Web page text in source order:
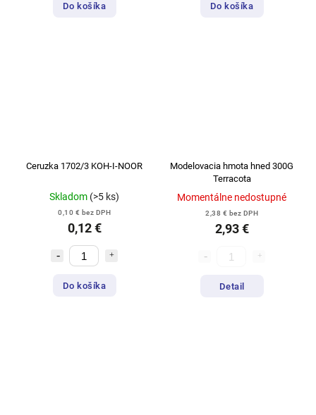
Do košíka Do košíka
Ceruzka 1702/3 KOH-I-NOOR
Skladom (>5 ks)
0,10 € bez DPH
0,12 €
Do košíka
Modelovacia hmota hned 300G
Terracota
Momentálne nedostupné
2,38 € bez DPH
2,93 €
Detail